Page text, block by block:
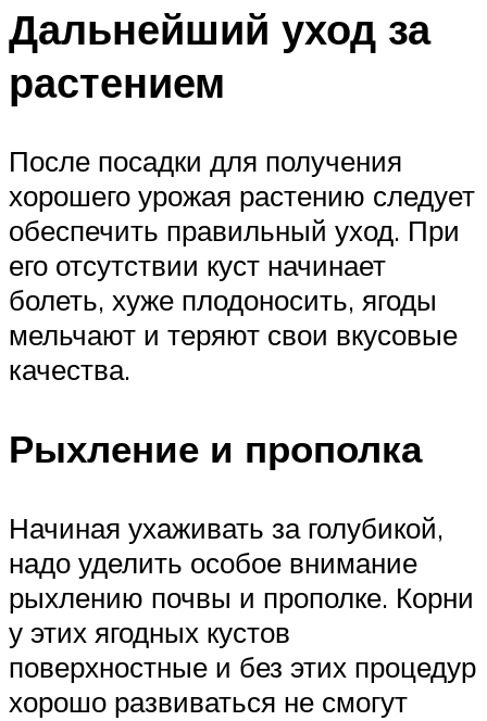
Дальнейший уход за
растением
После посадки для получения
хорошего урожая растению следует
обеспечить правильный уход. При
его отсутствии куст начинает
болеть, хуже плодоносить, ягоды
мельчают и теряют свои вкусовые
качества.
Рыхление и прополка
Начиная ухаживать за голубикой,
надо уделить особое внимание
рыхлению почвы и прополке. Корни
у этих ягодных кустов
поверхностные и без этих процедур
хорошо развиваться не смогут